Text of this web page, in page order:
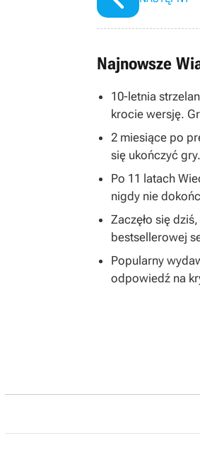
Najnowsze
10-letnia
krocie wersję.
2 miesiące po
się ukończyć
Po 11 latach
nigdy nie
Zaczęło się
bestsellerowej
Popularny
odpowiedź na